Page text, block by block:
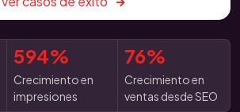
594%
Crecimiento en
impresiones
76%
Crecimiento en
ventas desde SEO